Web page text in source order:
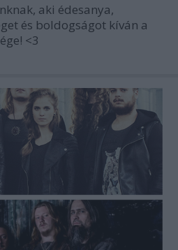
aki édesanya,
és boldogságot kíván a
<3